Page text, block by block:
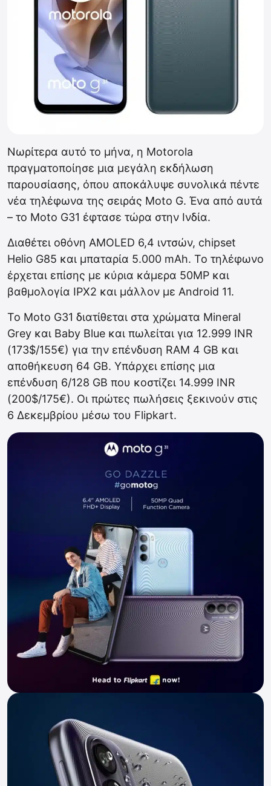
Νωρίτερα αυτό το μήνα, η Motorola
πραγματοποίησε μια μεγάλη εκδήλωση
παρουσίασης, όπου αποκάλυψε συνολικά πέντε
νέα τηλέφωνα της σειράς Moto G. Ένα από αυτά
– το Moto G31 έφτασε τώρα στην Ινδία.
Διαθέτει οθόνη AMOLED 6,4 ιντσών, chipset
Helio G85 και μπαταρία 5.000 mAh. Το τηλέφωνο
έρχεται επίσης με κύρια κάμερα 50MP και
βαθμολογία IPX2 και μάλλον με Android 11.
Το Moto G31 διατίθεται στα χρώματα Mineral
Grey και Baby Blue και πωλείται για 12.999 INR
(173$/155€) για την επένδυση RAM 4 GB και
αποθήκευση 64 GB. Υπάρχει επίσης μια
επένδυση 6/128 GB που κοστίζει 14.999 INR
(200$/175€). Οι πρώτες πωλήσεις ξεκινούν στις
6 Δεκεμβρίου μέσω του Flipkart.